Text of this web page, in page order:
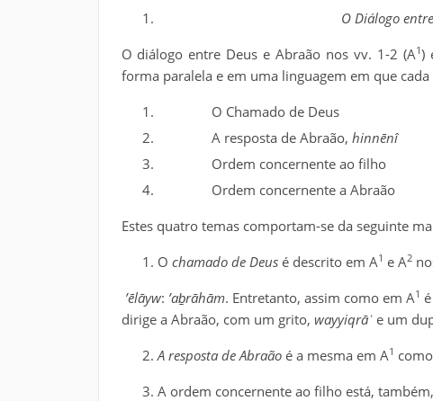
O Diálogo
O diálogo entre Deus e Abraão nos vv. 1-2 (A1)
forma paralela e em uma linguagem em que
O Chamado de Deus
A resposta de Abraão, hinnēnî
Ordem concernente ao filho
Ordem concernente a Abraão
Estes quatro temas comportam-se da seguinte
O chamado de Deusé descrito em A1 e A2
’ēlāyw: ’aḇrāhām. Entretanto, assim como em A1 é
dirige a Abraão, com um grito, wayyiqrāʾe um
A resposta de Abraãoé a mesma em A1
A ordem concernente ao filho está,